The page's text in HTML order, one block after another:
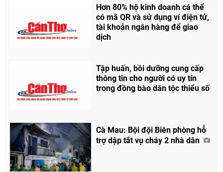
Hơn 80% hộ kinh doanh cá thể
có mã QR và sử dụng ví điện tử,
tài khoản ngân hàng để giao
dịch
Tập huấn, bồi dưỡng cung cấp
thông tin cho người có uy tín
trong đồng bào dân tộc thiểu số
Cà Mau: Bội đội Biên phòng hỗ
trợ dập tắt vụ cháy 2 nhà dân